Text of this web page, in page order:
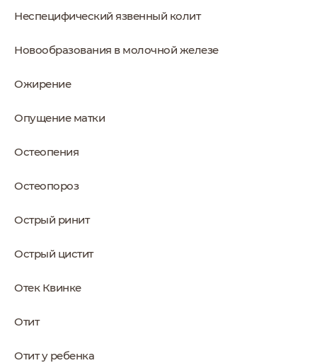
Неспецифический язвенный колит
Новообразования в молочной железе
Ожирение
Опущение матки
Остеопения
Остеопороз
Острый ринит
Острый цистит
Отек Квинке
Отит
Отит у ребенка